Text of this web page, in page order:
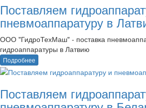
Поставляем
пневмоаппаратуру в
ООО "ГидроТехМаш" - поставка
гидроаппаратуры в Латвию
Подробнее
Поставляем